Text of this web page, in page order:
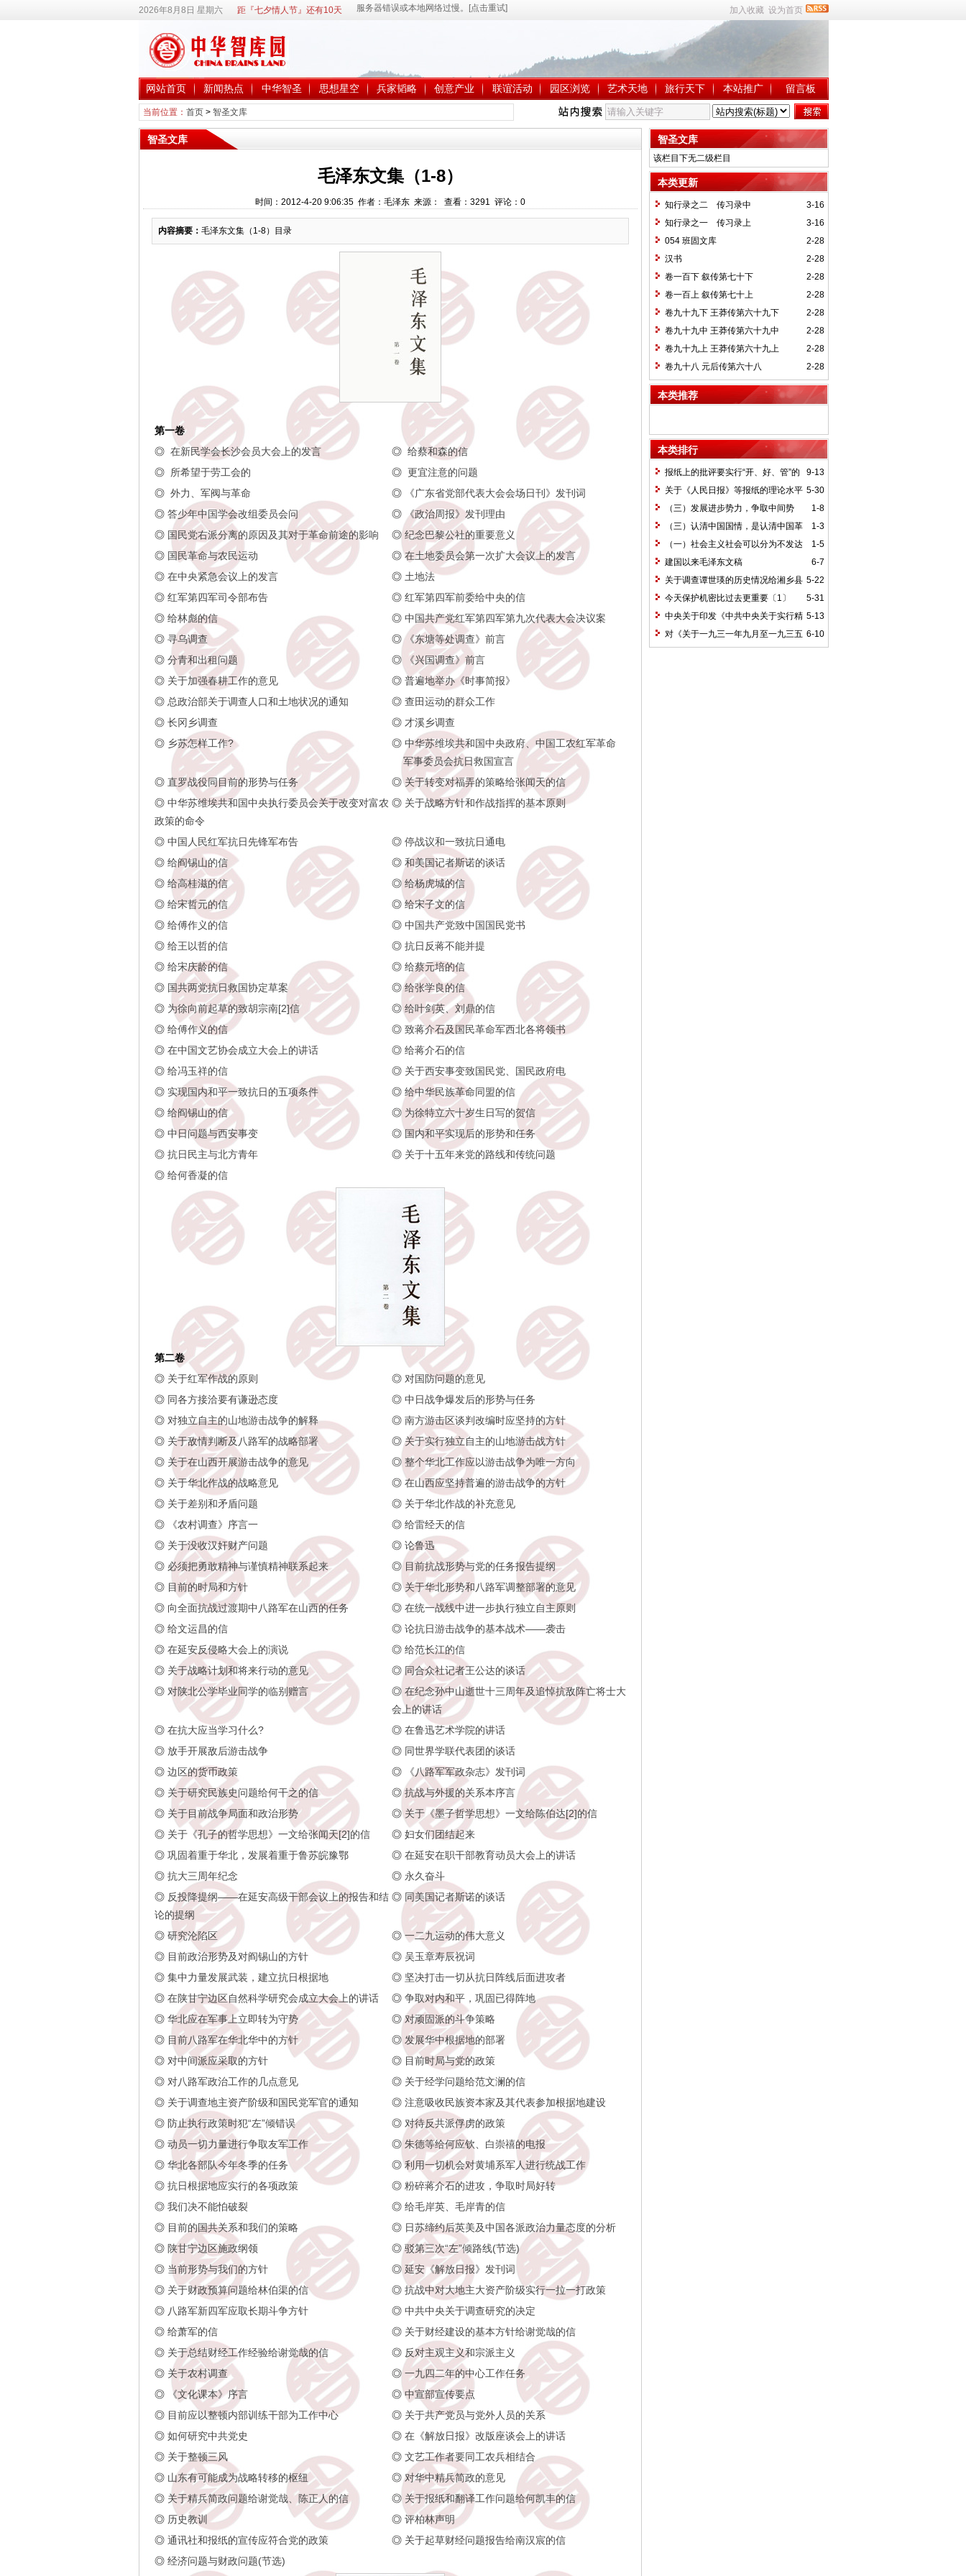
2026年8月8日 星期六 距『七夕情人节』还有10天 加入收藏 设为首页
网站首页 新闻热点 中华智圣 思想星空 兵家韬略 创意产业 联谊活动 园区浏览 艺术天地 旅行天下 本站推广 留言板
当前位置： 首页> 智圣文库
智圣文库
毛泽东文集（1-8）
时间：2012-4-20 9:06:35 作者：毛泽东 来源： 查看： 3291 评论： 0
内容摘要： 毛泽东文集（1-8）目录
第一卷
◎ 在新民学会长沙会员大会上的发言 ◎ 给蔡和森的信
◎ 所希望于劳工会的 ◎ 更宜注意的问题
◎ 外力、军阀与革命 ◎
《广东省党部代表大会会场日刊》发刊词
◎ 答少年中国学会改组委员会问 ◎
《政治周报》发刊理由
◎ 国民党右派分离的原因及其对于革命前途的影响 ◎ 纪念巴黎公社的重要意义
◎ 国民革命与农民运动 ◎在土地委员会第一次扩大会议上的发言
◎ 在中央紧急会议上的发言 ◎ 土地法
◎ 红军第四军司令部布告 ◎ 红军第四军前委给中央的信
◎ 给林彪的信 ◎ 中国共产党红军第四军第九次代表大会决议案
◎ 寻乌调查 ◎《东塘等处调查》前言
◎ 分青和出租问题 ◎
《兴国调查》前言
◎ 关于加强春耕工作的意见 ◎ 普遍地举办《时事简报》
◎总政治部关于调查人口和土地状况的通知 ◎ 查田运动的群众工作
◎ 长冈乡调查 ◎ 才溪乡调查
◎ 乡苏怎样工作? ◎ 中华苏维埃共和国中央政府、中国工农红军革命
军事委员会抗日救国宣言
◎ 直罗战役同目前的形势与任务 ◎关于转变对福弄的策略给张闻天的信
◎ 中华苏维埃共和国中央执行委员会关于改变对富农
政策的命令
◎ 关于战略方针和作战指挥的基本原则
◎ 中国人民红军抗日先锋军布告 ◎ 停战议和一致抗日通电
◎ 给阎锡山的信 ◎ 和美国记者斯诺的谈话
◎ 给高桂滋的信 ◎ 给杨虎城的信
◎ 给宋哲元的信 ◎ 给宋子文的信
◎给傅作义的信 ◎ 中国共产党致中国国民党书
◎ 给王以哲的信 ◎ 抗日反蒋不能并提
◎ 给宋庆龄的信 ◎ 给蔡元培的信
◎ 国共两党抗日救国协定草案 ◎给张学良的信
◎ 为徐向前起草的致胡宗南[2]信 ◎给叶剑英、刘鼎的信
◎ 给傅作义的信 ◎ 致蒋介石及国民革命军西北各将领书
◎ 在中国文艺协会成立大会上的讲话 ◎ 给蒋介石的信
◎ 给冯玉祥的信 ◎ 关于西安事变致国民党、国民政府电
◎ 实现国内和平一致抗日的五项条件 ◎ 给中华民族革命同盟的信
◎ 给阎锡山的信 ◎ 为徐特立六十岁生日写的贺信
◎ 中日问题与西安事变 ◎ 国内和平实现后的形势和任务
◎抗日民主与北方青年 ◎ 关于十五年来党的路线和传统问题
◎给何香凝的信
第二卷
◎ 关于红军作战的原则 ◎ 对国防问题的意见
◎ 同各方接洽要有谦逊态度 ◎ 中日战争爆发后的形势与任务
◎ 对独立自主的山地游击战争的解释 ◎ 南方游击区谈判改编时应坚持的方针
◎ 关于敌情判断及八路军的战略部署 ◎ 关于实行独立自主的山地游击战方针
◎ 关于在山西开展游击战争的意见 ◎ 整个华北工作应以游击战争为唯一方向
◎ 关于华北作战的战略意见 ◎ 在山西应坚持普遍的游击战争的方针
◎ 关于差别和矛盾问题 ◎ 关于华北作战的补充意见
◎
《农村调查》序言一 ◎ 给雷经天的信
◎ 关于没收汉奸财产问题 ◎ 论鲁迅
◎ 必须把勇敢精神与谨慎精神联系起来 ◎ 目前抗战形势与党的任务报告提纲
◎ 目前的时局和方针 ◎关于华北形势和八路军调整部署的意见
◎ 向全面抗战过渡期中八路军在山西的任务 ◎ 在统一战线中进一步执行独立自主原则
◎ 给文运昌的信 ◎ 论抗日游击战争的基本战术——袭击
◎ 在延安反侵略大会上的演说 ◎ 给范长江的信
◎ 关于战略计划和将来行动的意见 ◎ 同合众社记者王公达的谈话
◎ 对陕北公学毕业同学的临别赠言 ◎ 在纪念孙中山逝世十三周年及追悼抗敌阵亡将士大
会上的讲话
◎ 在抗大应当学习什么? ◎ 在鲁迅艺术学院的讲话
◎ 放手开展敌后游击战争 ◎ 同世界学联代表团的谈话
◎ 边区的货币政策 ◎
《八路军军政杂志》发刊词
◎ 关于研究民族史问题给何干之的信 ◎抗战与外援的关系本序言
◎ 关于目前战争局面和政治形势 ◎ 关于《墨子哲学思想》一文给陈伯达[2]的信
◎ 关于《孔子的哲学思想》一文给张闻天[2]的信 ◎ 妇女们团结起来
◎ 巩固着重于华北，发展着重于鲁苏皖豫鄂 ◎ 在延安在职干部教育动员大会上的讲话
◎ 抗大三周年纪念 ◎ 永久奋斗
◎ 反投降提纲——在延安高级干部会议上的报告和结
论的提纲
◎ 同美国记者斯诺的谈话
◎ 研究沦陷区 ◎一二九运动的伟大意义
◎ 目前政治形势及对阎锡山的方针 ◎吴玉章寿辰祝词
◎ 集中力量发展武装，建立抗日根据地 ◎ 坚决打击一切从抗日阵线后面进攻者
◎ 在陕甘宁边区自然科学研究会成立大会上的讲话 ◎ 争取对内和平，巩固已得阵地
◎ 华北应在军事上立即转为守势 ◎对顽固派的斗争策略
◎ 目前八路军在华北华中的方针 ◎ 发展华中根据地的部署
◎ 对中间派应采取的方针 ◎ 目前时局与党的政策
◎ 对八路军政治工作的几点意见 ◎ 关于经学问题给范文澜的信
◎ 关于调查地主资产阶级和国民党军官的通知 ◎ 注意吸收民族资本家及其代表参加根据地建设
◎ 防止执行政策时犯“左”倾错误 ◎ 对待反共派俘虏的政策
◎ 动员一切力量进行争取友军工作 ◎ 朱德等给何应钦、白崇禧的电报
◎ 华北各部队今年冬季的任务 ◎利用一切机会对黄埔系军人进行统战工作
◎ 抗日根据地应实行的各项政策 ◎ 粉碎蒋介石的进攻，争取时局好转
◎ 我们决不能怕破裂 ◎ 给毛岸英、毛岸青的信
◎目前的国共关系和我们的策略 ◎ 日苏缔约后英美及中国各派政治力量态度的分析
◎ 陕甘宁边区施政纲领 ◎驳第三次“左”倾路线(节选)
◎ 当前形势与我们的方针 ◎ 延安《解放日报》发刊词
◎ 关于财政预算问题给林伯渠的信 ◎ 抗战中对大地主大资产阶级实行一拉一打政策
◎ 八路军新四军应取长期斗争方针 ◎ 中共中央关于调查研究的决定
◎ 给萧军的信 ◎关于财经建设的基本方针给谢觉哉的信
◎ 关于总结财经工作经验给谢觉哉的信 ◎ 反对主观主义和宗派主义
◎ 关于农村调查 ◎一九四二年的中心工作任务
◎
《文化课本》序言 ◎中宣部宣传要点
◎ 目前应以整顿内部训练干部为工作中心 ◎ 关于共产党员与党外人员的关系
◎ 如何研究中共党史 ◎ 在《解放日报》改版座谈会上的讲话
◎ 关于整顿三风 ◎ 文艺工作者要同工农兵相结合
◎ 山东有可能成为战略转移的枢纽 ◎对华中精兵简政的意见
◎ 关于精兵简政问题给谢觉哉、陈正人的信 ◎ 关于报纸和翻译工作问题给何凯丰的信
◎ 历史教训 ◎ 评柏林声明
◎ 通讯社和报纸的宣传应符合党的政策 ◎ 关于起草财经问题报告给南汉宸的信
◎ 经济问题与财政问题(节选)
智圣文库
该栏目下无二级栏目
本类更新
3-16
知行录之二 传习录中
3-16
知行录之一 传习录上
2-28
054 班固文库
2-28
汉书
2-28
卷一百下 叙传第七十下
2-28
卷一百上 叙传第七十上
2-28
卷九十九下 王莽传第六十九下
2-28
卷九十九中 王莽传第六十九中
2-28
卷九十九上 王莽传第六十九上
2-28
卷九十八 元后传第六十八
本类推荐
本类排行
9-13
报纸上的批评要实行“开、好、管”的
方针*
5-30
关于《人民日报》等报纸的理论水平
的批语〔1〕
1-8
（三）发展进步势力，争取中间势
力，孤立顽固势力
1-3
（三）认清中国国情，是认清中国革
命一切问题的基本依据
1-5
（一）社会主义社会可以分为不发达
和比较发达两个阶段
6-7
建国以来毛泽东文稿
5-22
关于调查谭世瑛的历史情况给湘乡县
委的信和给谭世瑛的复信
5-31
今天保护机密比过去更重要〔1〕
5-13
中央关于印发《中共中央关于实行精
兵简政、增产节约、反对贪污、反对浪费
和反对官僚主义的决定》的通知和毛泽东
6-10
对《关于一九三一年九月至一九三五